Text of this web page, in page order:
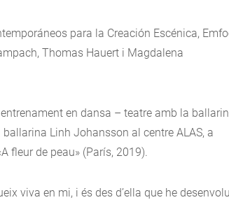
para la Creación Escénica,
Thomas Hauert i Magdalena
en dansa – teatre amb la
Linh Johansson al centre ALAS, a
fleur de peau» (París, 2019).
viva en mi, i és des d’ella que he